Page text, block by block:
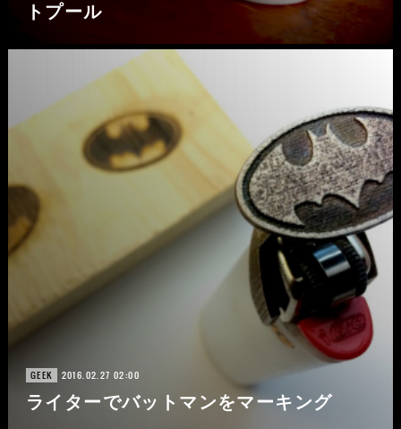
トプール
GEEK 2016.02.27 02:00
ライターでバットマンをマーキング